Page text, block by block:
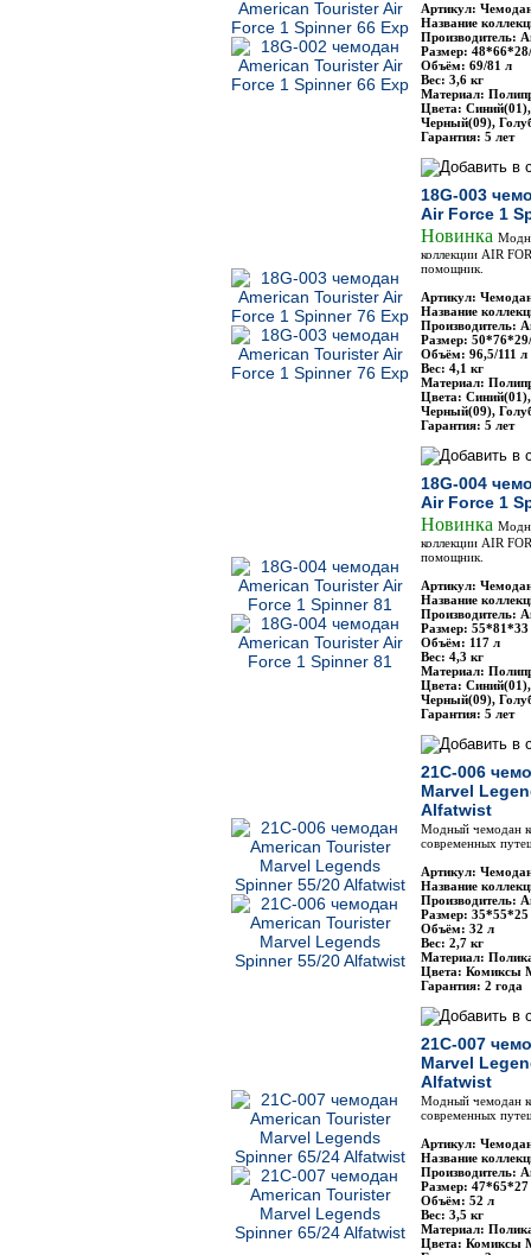
Артикул:
Название
Производитель:
Размер:
Объём: 69/81 л
Вес: 3,6 кг
Материал:
Цвета:
Черный(09),
Гарантия: 5 лет
18G-003
Air Force 1
Новинка
коллекции AIR
помощник.
Артикул:
Название
Производитель:
Размер:
Объём: 96,5/111 л
Вес: 4,1 кг
Материал:
Цвета:
Черный(09),
Гарантия: 5 лет
18G-004
Air Force 1
Новинка
коллекции AIR
помощник.
Артикул:
Название
Производитель:
Размер: 55*81*33
Объём: 117 л
Вес: 4,3 кг
Материал:
Цвета:
Черный(09),
Гарантия: 5 лет
21C-006
Marvel
Alfatwist
Модный чемодан
современных
Артикул:
Название
Производитель:
Размер: 35*55*25
Объём: 32 л
Вес: 2,7 кг
Материал:
Цвета: Комиксы
Гарантия: 2 года
21C-007
Marvel
Alfatwist
Модный чемодан
современных
Артикул:
Название
Производитель:
Размер: 47*65*27
Объём: 52 л
Вес: 3,5 кг
Материал:
Цвета: Комиксы